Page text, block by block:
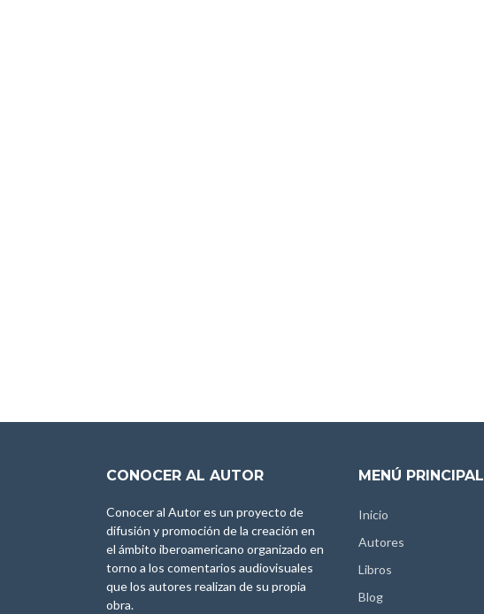
CONOCER AL AUTOR
Conocer al Autor es un proyecto de
difusión y promoción de la creación en
el ámbito iberoamericano organizado en
torno a los comentarios audiovisuales
que los autores realizan de su propia
obra.
MENÚ PRINCIPAL
Inicio
Autores
Libros
Blog